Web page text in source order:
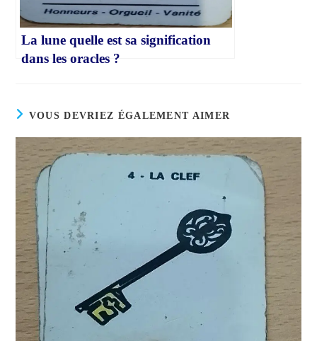
La lune quelle est sa signification
dans les oracles ?
VOUS DEVRIEZ ÉGALEMENT AIMER